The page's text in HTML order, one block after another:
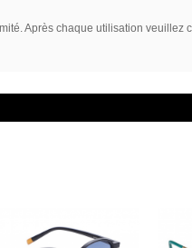
Après chaque utilisation veuillez